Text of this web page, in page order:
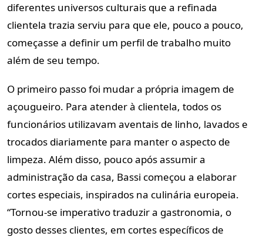
diferentes universos culturais que a refinada
clientela trazia serviu para que ele, pouco a pouco,
começasse a definir um perfil de trabalho muito
além de seu tempo.
O primeiro passo foi mudar a própria imagem de
açougueiro. Para atender à clientela, todos os
funcionários utilizavam aventais de linho, lavados e
trocados diariamente para manter o aspecto de
limpeza. Além disso, pouco após assumir a
administração da casa, Bassi começou a elaborar
cortes especiais, inspirados na culinária europeia.
“Tornou-se imperativo traduzir a gastronomia, o
gosto desses clientes, em cortes específicos de